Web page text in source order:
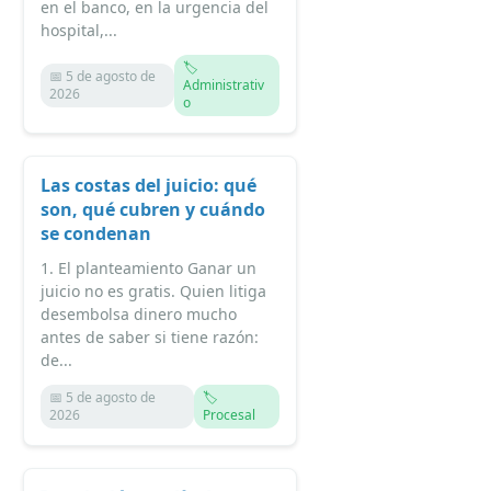
en el banco, en la urgencia del
hospital,...
📅 5 de agosto de
2026
🏷️
Administrativ
o
Las costas del juicio: qué
son, qué cubren y cuándo
se condenan
1. El planteamiento Ganar un
juicio no es gratis. Quien litiga
desembolsa dinero mucho
antes de saber si tiene razón:
de...
📅 5 de agosto de
2026
🏷️
Procesal